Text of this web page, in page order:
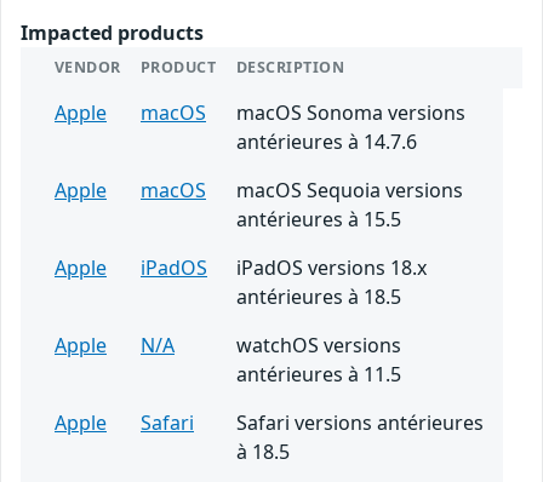
Impacted products
VENDOR PRODUCT DESCRIPTION
Apple macOS
macOS Sonoma versions
antérieures à 14.7.6
Apple
macOS
macOS Sequoia versions
antérieures à 15.5
Apple
iPadOS
iPadOS versions 18.x
antérieures à 18.5
Apple
N/A
watchOS versions
antérieures à 11.5
Apple
Safari
Safari versions antérieures
à 18.5